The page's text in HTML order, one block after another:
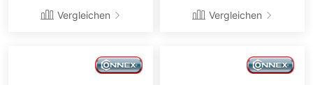
Vergleichen Vergleichen